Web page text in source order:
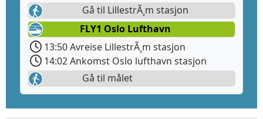
Gå til LillestrÃ¸m stasjon
FLY1 Oslo Lufthavn
13:50 Avreise LillestrÃ¸m stasjon
14:02 Ankomst Oslo lufthavn stasjon
Gå til målet